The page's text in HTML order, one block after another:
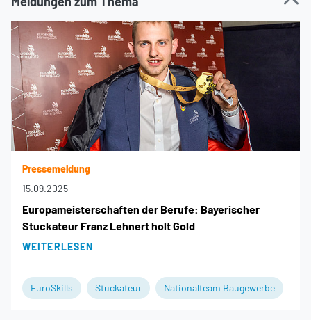
Pressemeldung
15.09.2025
Europameisterschaften der Berufe: Bayerischer
Stuckateur Franz Lehnert holt Gold
WEITERLESEN
EuroSkills Stuckateur Nationalteam Baugewerbe